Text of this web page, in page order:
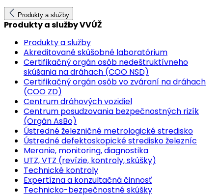
Produkty a služby
Produkty a služby VVÚŽ
Produkty a služby
Akreditované skúšobné laboratórium
Certifikačný orgán osôb nedeštruktívneho
skúšania na dráhach (COO NSD)
Certifikačný orgán osôb vo zváraní na dráhach
(COO ZD)
Centrum dráhových vozidiel
Centrum posudzovania bezpečnostných rizík
(Orgán AsBo)
Ústredné železničné metrologické stredisko
Ústredné defektoskopické stredisko železníc
Meranie, monitoring, diagnostika
UTZ, VTZ (revízie, kontroly, skúšky)
Technické kontroly
Expertízna a konzultačná činnosť
Technicko-bezpečnostné skúšky